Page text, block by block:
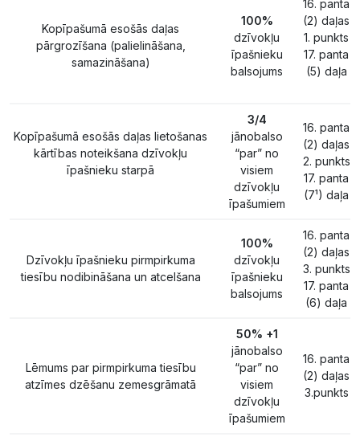
Kopīpašumā esošās daļas
pārgrozīšana (palielināšana,
samazināšana)
100%
dzīvokļu
īpašnieku
balsojums
16. panta
(2) daļas
1. punkts
17. panta
(5) daļa
Kopīpašumā esošās daļas lietošanas
kārtības noteikšana dzīvokļu
īpašnieku starpā
3/4
jānobalso
“par” no
visiem
dzīvokļu
īpašumiem
16. panta
(2) daļas
2. punkts
17. panta
(7¹) daļa
Dzīvokļu īpašnieku pirmpirkuma
tiesību nodibināšana un atcelšana
100%
dzīvokļu
īpašnieku
balsojums
16. panta
(2) daļas
3. punkts
17. panta
(6) daļa
Lēmums par pirmpirkuma tiesību
atzīmes dzēšanu zemesgrāmatā
50% +1
jānobalso
“par” no
visiem
dzīvokļu
īpašumiem
16. panta
(2) daļas
3.punkts